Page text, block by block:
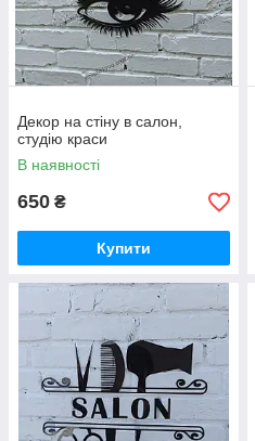
Декор на стіну в салон,
студію краси
В наявності
650 ₴
Купити